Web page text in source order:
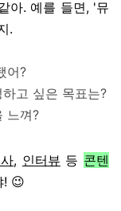
아. 예를 들면, '뮤
.
어?
고 싶은 목표는?
느껴?
, 인터뷰 등 콘텐
! 😉